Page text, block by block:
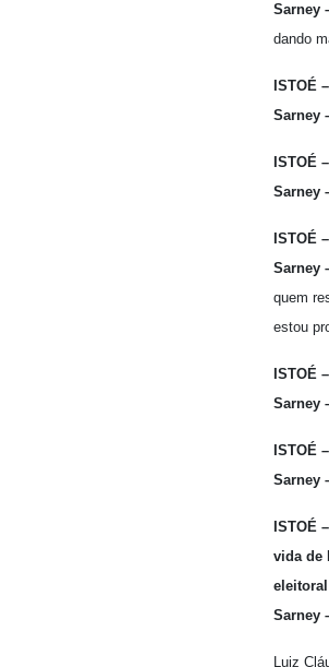
Sarney
dando
ISTOÉ
Sarney
ISTOÉ
Sarney
ISTOÉ
Sarney
quem
estou
ISTOÉ
Sarney
ISTOÉ
Sarney
ISTOÉ
vida de
Sarney
Luiz